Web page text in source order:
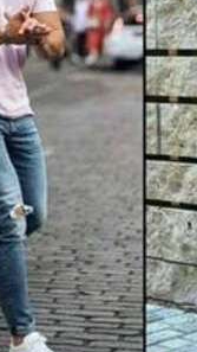
टीशर्ट पहनने
रहे हैं जो हर
चाहिए, जिसको वे